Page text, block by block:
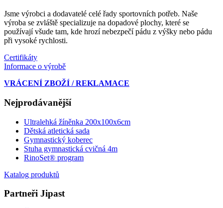
Jsme výrobci a dodavatelé celé řady sportovních potřeb. Naše
výroba se zvláště specializuje na dopadové plochy, které se
používají všude tam, kde hrozí nebezpečí pádu z výšky nebo pádu
při vysoké rychlosti.
Certifikáty
Informace o výrobě
VRÁCENÍ ZBOŽÍ / REKLAMACE
Nejprodávanější
Ultralehká žíněnka 200x100x6cm
Dětská atletická sada
Gymnastický koberec
Stuha gymnastická cvičná 4m
RinoSet® program
Katalog produktů
Partneři Jipast